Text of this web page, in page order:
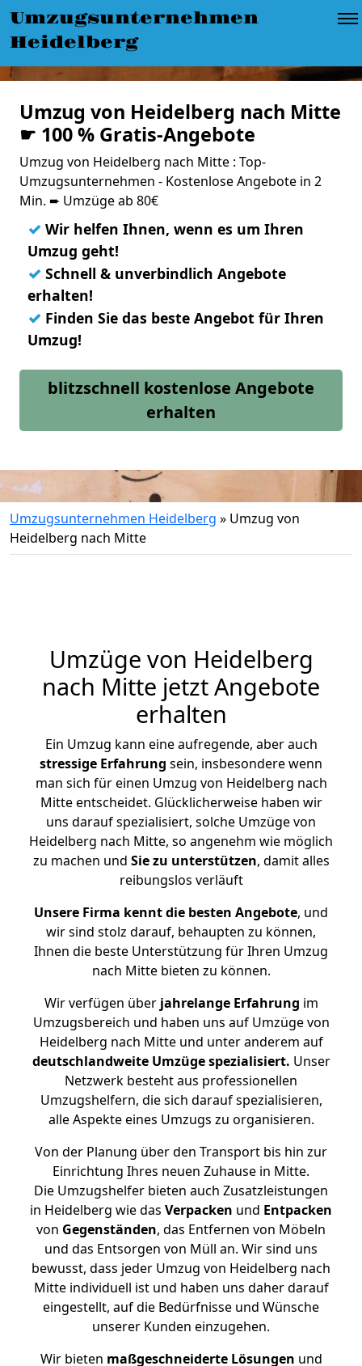
Umzugsunternehmen
Heidelberg
Umzug von Heidelberg nach Mitte
☛ 100 % Gratis-Angebote
Umzug von Heidelberg nach Mitte : Top-
Umzugsunternehmen - Kostenlose Angebote in 2
Min. ➨ Umzüge ab 80€
✓ Wir helfen Ihnen, wenn es um Ihren
Umzug geht!
✓ Schnell & unverbindlich Angebote
erhalten!
✓ Finden Sie das beste Angebot für Ihren
Umzug!
blitzschnell kostenlose Angebote
erhalten
Umzugsunternehmen Heidelberg » Umzug von
Heidelberg nach Mitte
Umzüge von Heidelberg
nach Mitte jetzt Angebote
erhalten
Ein Umzug kann eine aufregende, aber auch
stressige Erfahrung sein, insbesondere wenn
man sich für einen Umzug von Heidelberg nach
Mitte entscheidet. Glücklicherweise haben wir
uns darauf spezialisiert, solche Umzüge von
Heidelberg nach Mitte, so angenehm wie möglich
zu machen und Sie zu unterstützen, damit alles
reibungslos verläuft
Unsere Firma kennt die besten Angebote, und
wir sind stolz darauf, behaupten zu können,
Ihnen die beste Unterstützung für Ihren Umzug
nach Mitte bieten zu können.
Wir verfügen überjahrelange Erfahrung im
Umzugsbereich und haben uns auf Umzüge von
Heidelberg nach Mitte und unter anderem auf
deutschlandweite Umzüge spezialisiert. Unser
Netzwerk besteht aus professionellen
Umzugshelfern, die sich darauf spezialisieren,
alle Aspekte eines Umzugs zu organisieren.
Von der Planung über den Transport bis hin zur
Einrichtung Ihres neuen Zuhause in Mitte.
Die Umzugshelfer bieten auch Zusatzleistungen
in Heidelberg wie das Verpacken und Entpacken
von Gegenständen, das Entfernen von Möbeln
und das Entsorgen von Müll an. Wir sind uns
bewusst, dass jeder Umzug von Heidelberg nach
Mitte individuell ist und haben uns daher darauf
eingestellt, auf die Bedürfnisse und Wünsche
unserer Kunden einzugehen.
Wir bieten maßgeschneiderte Lösungen und